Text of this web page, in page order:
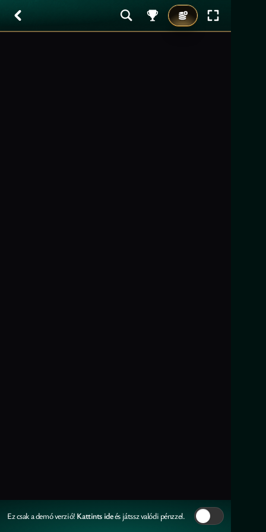
Ez csak a demó verzió! Kattints ideés játssz valódi pénzzel.